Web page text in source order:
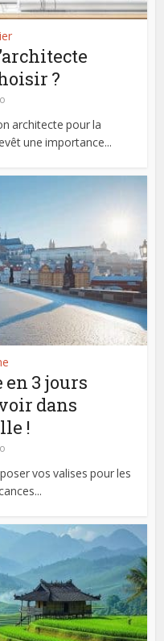
?
architecte pour la
une importance...
3 jours
dans
!
vos valises pour les